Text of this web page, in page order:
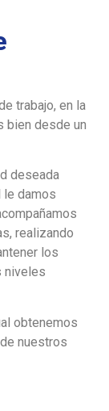
trabajo, en la
bien desde un
deseada
le damos
realizando
los
niveles
obtenemos
nuestros